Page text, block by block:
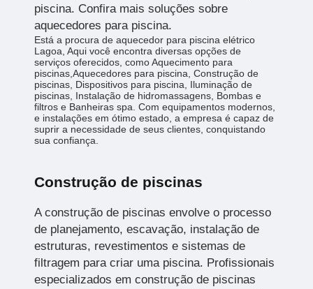
piscina. Confira mais soluções sobre
aquecedores para piscina.
Está a procura de aquecedor para piscina elétrico
Lagoa, Aqui você encontra diversas opções de
serviços oferecidos, como Aquecimento para
piscinas,Aquecedores para piscina, Construção de
piscinas, Dispositivos para piscina, Iluminação de
piscinas, Instalação de hidromassagens, Bombas e
filtros e Banheiras spa. Com equipamentos modernos,
e instalações em ótimo estado, a empresa é capaz de
suprir a necessidade de seus clientes, conquistando
sua confiança.
Construção de piscinas
A construção de piscinas envolve o processo
de planejamento, escavação, instalação de
estruturas, revestimentos e sistemas de
filtragem para criar uma piscina. Profissionais
especializados em construção de piscinas